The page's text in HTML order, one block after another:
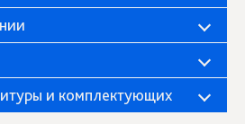
и комплектующих